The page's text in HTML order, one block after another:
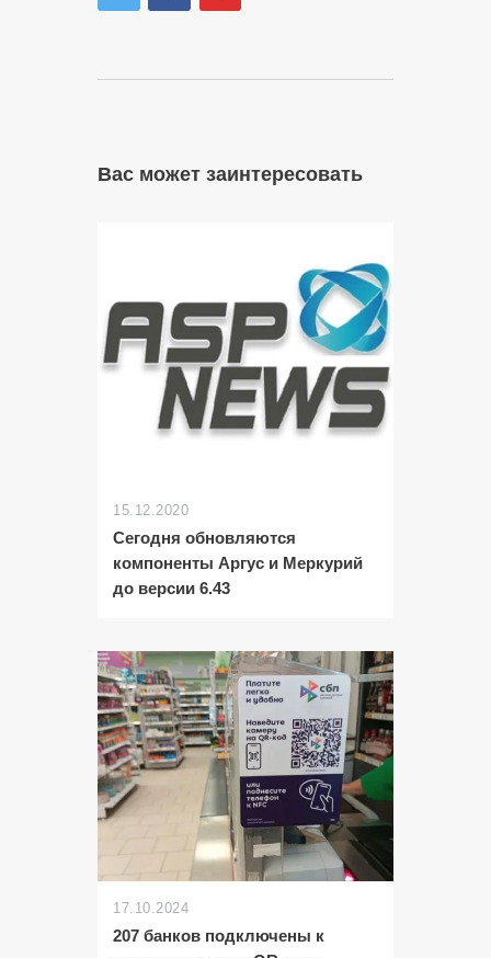
Вас может заинтересовать
15.12.2020
Сегодня обновляются
компоненты Аргус и Меркурий
до версии 6.43
17.10.2024
207 банков подключены к